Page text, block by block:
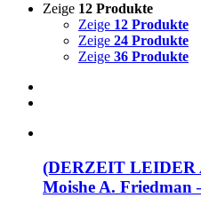
Zeige 12 Produkte
Zeige 12 Produkte
Zeige 24 Produkte
Zeige 36 Produkte
(DERZEIT LEIDER
Moishe A. Friedman